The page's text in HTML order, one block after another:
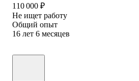
110 000 ₽
Не ищет работу
Общий опыт
16 лет 6 месяцев